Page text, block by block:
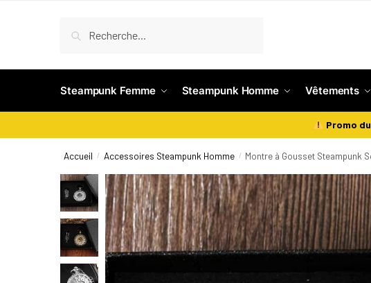
Steampunk Femme Steampunk Homme Vêtements
Promo
Accueil / Accessoires Steampunk Homme / Montre à Gousset Steampunk